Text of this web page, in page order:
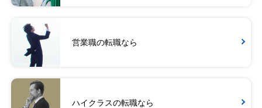
営業職の転職なら
ハイクラスの転職なら